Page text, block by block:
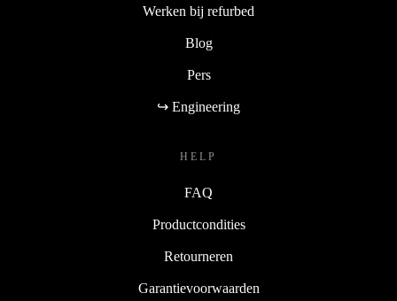
Werken bij refurbed
Blog
Pers
↪ Engineering
HELP
FAQ
Productcondities
Retourneren
Garantievoorwaarden